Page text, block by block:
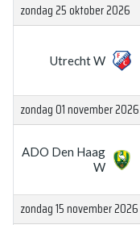
zondag 25 oktober 2026
Utrecht W
zondag 01 november 2026
ADO Den Haag
W
zondag 15 november 2026